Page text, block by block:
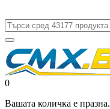
0
Вашата количка е празна.